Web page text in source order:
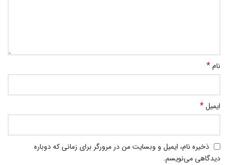
نام*
ایمیل*
ذخیره نام، ایمیل و وبسایت من در مرورگر برای زمانی که دوباره
دیدگاهی می‌نویسم.